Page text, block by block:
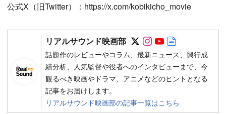
公式X（旧Twitter）：https://x.com/kobikicho_movie
リアルサウンド映画部 Follow on SNS
Follow on SNS
Follow on
話題作のレビューやコラム、最新ニュース、興行成
績分析、人気監督や役者へのインタビューまで、今
観るべき映画やドラマ、アニメなどのヒントとなる
記事をお届けします。
リアルサウンド映画部の記事一覧はこちら